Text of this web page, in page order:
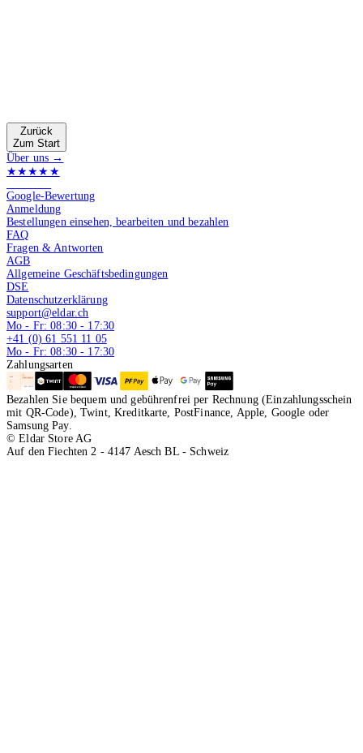
Zurück
Zum Start
Über uns →
★★★★★
Google-Bewertung
Anmeldung
Bestellungen einsehen, bearbeiten und bezahlen
FAQ
Fragen & Antworten
AGB
Allgemeine Geschäftsbedingungen
DSE
Datenschutzerklärung
support@eldar.ch
Mo - Fr: 08:30 - 17:30
+41 (0) 61 551 11 05
Mo - Fr: 08:30 - 17:30
Zahlungsarten
Bezahlen Sie bequem und gebührenfrei per Rechnung (Einzahlungsschein
mit QR-Code), Twint, Kreditkarte, PostFinance, Apple, Google oder
Samsung Pay.
© Eldar Store AG
Auf den Fiechten 2 - 4147 Aesch BL - Schweiz